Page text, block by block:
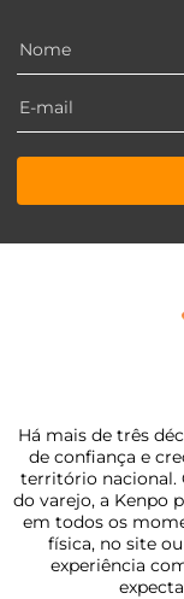
Há mais de três
de confiança e
território nacional.
do varejo, a Kenpo
em todos os
física, no site
experiência